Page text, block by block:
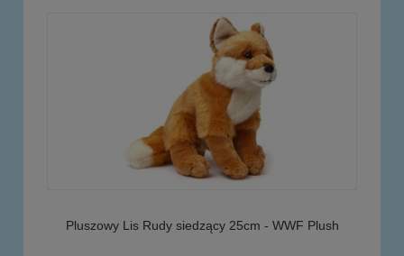
Pluszowy Lis Rudy siedzący 25cm - WWF Plush